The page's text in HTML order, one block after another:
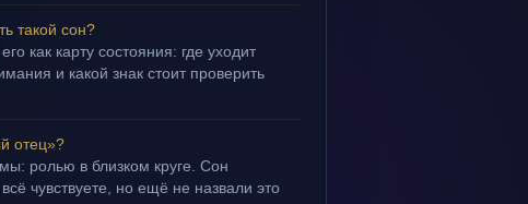
такой сон?
как карту состояния: где уходит
и какой знак стоит проверить
отец»?
ролью в близком круге. Сон
чувствуете, но ещё не назвали это